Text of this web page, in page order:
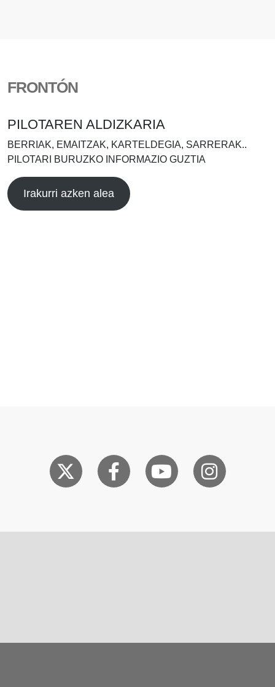
FRONTÓN
PILOTAREN ALDIZKARIA
BERRIAK, EMAITZAK, KARTELDEGIA, SARRERAK..
PILOTARI BURUZKO INFORMAZIO GUZTIA
Irakurri azken alea